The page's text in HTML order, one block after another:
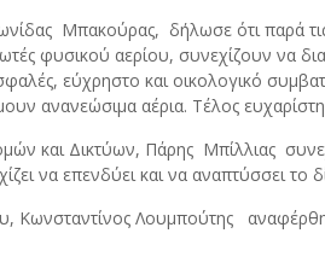
Μπακούρας, δήλωσε ότι παρά
φυσικού αερίου, συνεχίζουν να
εύχρηστο και οικολογικό
ανανεώσιμα αέρια. Τέλος
και Δικτύων, Πάρης Μπίλλιας
να επενδύει και να αναπτύσσει το
Λουμπούτης